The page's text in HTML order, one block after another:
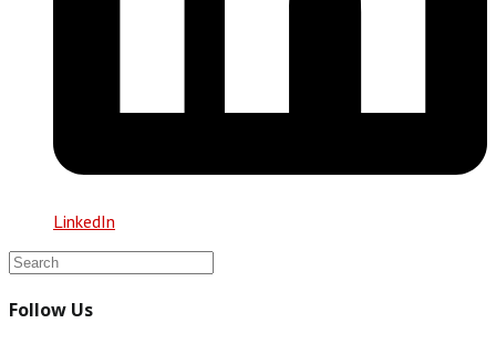
LinkedIn
Follow Us